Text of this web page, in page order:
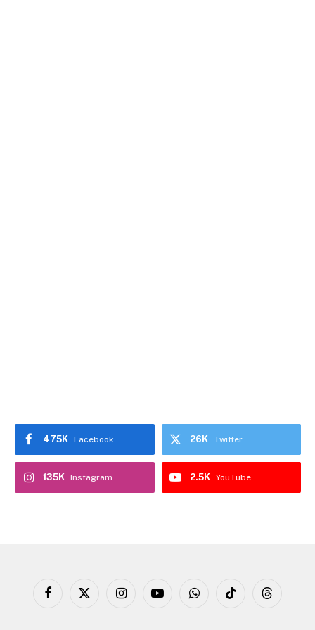
Facebook
475K Twitter
26K
Instagram
135K YouTube
2.5K
Facebook
X
InstagramYouTubeWhatsAppTikTok Threads